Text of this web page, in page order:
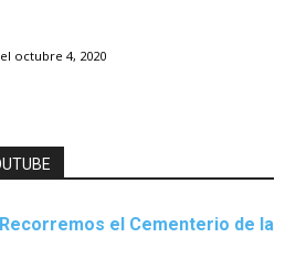
octubre 4, 2020
Recorremos el Cementerio de la